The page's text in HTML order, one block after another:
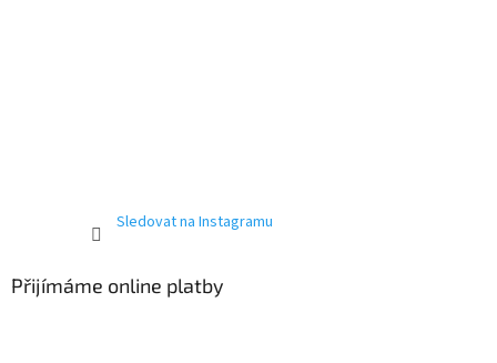
Sledovat na Instagramu
Přijímáme online platby